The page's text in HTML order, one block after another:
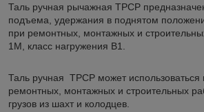
Таль ручная рычажная ТРСР
подъема, удержания в поднятом
при ремонтных, монтажных и
1М, класс нагружения В1.
Таль ручная ТРСР может использоваться
ремонтных, монтажных и строительных
грузов из шахт и колодцев.